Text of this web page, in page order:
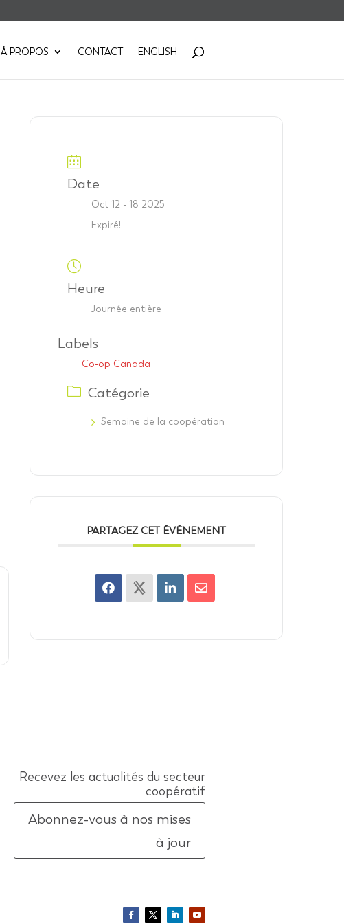
À PROPOS CONTACT ENGLISH
Date
Oct 12 - 18 2025
Expiré!
Heure
Journée entière
Labels
Co-op Canada
Catégorie
Semaine de la coopération
PARTAGEZ CET ÉVÉNEMENT
Recevez les actualités du secteur
coopératif
Abonnez-vous à nos mises
à jour